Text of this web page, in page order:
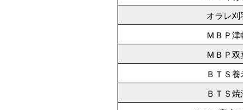
オラレ刈
ＭＢＰ津
ＭＢＰ双
ＢＴＳ養
ＢＴＳ焼